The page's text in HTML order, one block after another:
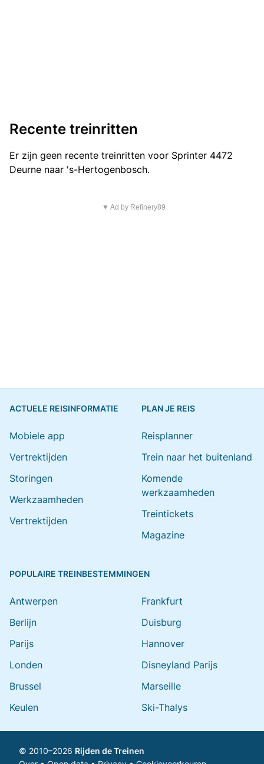
Recente treinritten
Er zijn geen recente treinritten voor Sprinter 4472
Deurne naar 's-Hertogenbosch.
▼ Ad by Refinery89
ACTUELE REISINFORMATIE
Mobiele app
Vertrektijden
Storingen
Werkzaamheden
Vertrektijden
PLAN JE REIS
Reisplanner
Trein naar het buitenland
Komende
werkzaamheden
Treintickets
Magazine
POPULAIRE TREINBESTEMMINGEN
Antwerpen
Berlijn
Parijs
Londen
Brussel
Keulen
Frankfurt
Duisburg
Hannover
Disneyland Parijs
Marseille
Ski-Thalys
© 2010–2026 Rijden de Treinen